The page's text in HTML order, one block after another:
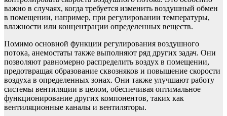
важно в случаях, когда требуется изменить воздушный обмен
в помещении, например, при регулировании температуры,
влажности или концентрации определенных веществ.
Помимо основной функции регулирования воздушного
потока, анемостаты также выполняют ряд других задач. Они
позволяют равномерно распределить воздух в помещении,
предотвращая образование сквозняков и повышение скорости
воздуха в определенных зонах. Они также улучшают работу
системы вентиляции в целом, обеспечивая оптимальное
функционирование других компонентов, таких как
вентиляционные каналы и вентиляторы.